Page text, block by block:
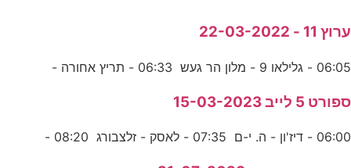
ערוץ 11 - 22-03-2022
06:05 - גלילאו 9 - מלון הר געש 06:33 - תריץ אחורה -
ספורט 5 לייב 15-03-2023
06:00 - דיז'ון - ה. י-ם 07:35 - לאסק - זלצבורג 08:20 -